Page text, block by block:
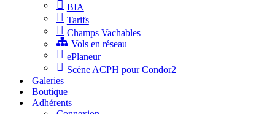
BIA
Tarifs
Champs Vachables
Vols en réseau
ePlaneur
Scène ACPH pour Condor2
Galeries
Boutique
Adhérents